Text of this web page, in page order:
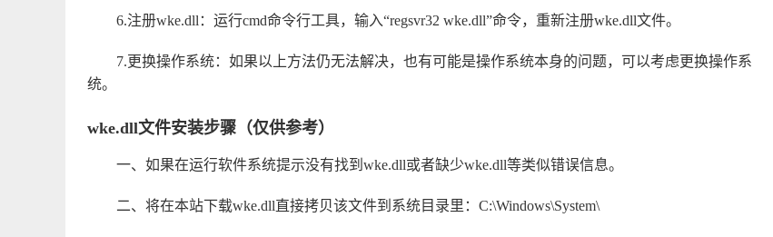
6.注册wke.dll：运行cmd命令行工具，输入“regsvr32 wke.dll”命令，重新注册wke.dll文件。
7.更换操作系统：如果以上方法仍无法解决，也有可能是操作系统本身的问题，可以考虑更换操作系
统。
wke.dll文件安装步骤（仅供参考）
一、如果在运行软件系统提示没有找到wke.dll或者缺少wke.dll等类似错误信息。
二、将在本站下载wke.dll直接拷贝该文件到系统目录里：C:\Windows\System\